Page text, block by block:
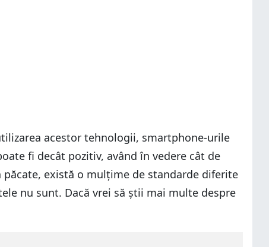
acestor tehnologii, smartphone-urile
fi decât pozitiv, având în vedere cât de
există o mulțime de standarde diferite
nu sunt. Dacă vrei să știi mai multe despre